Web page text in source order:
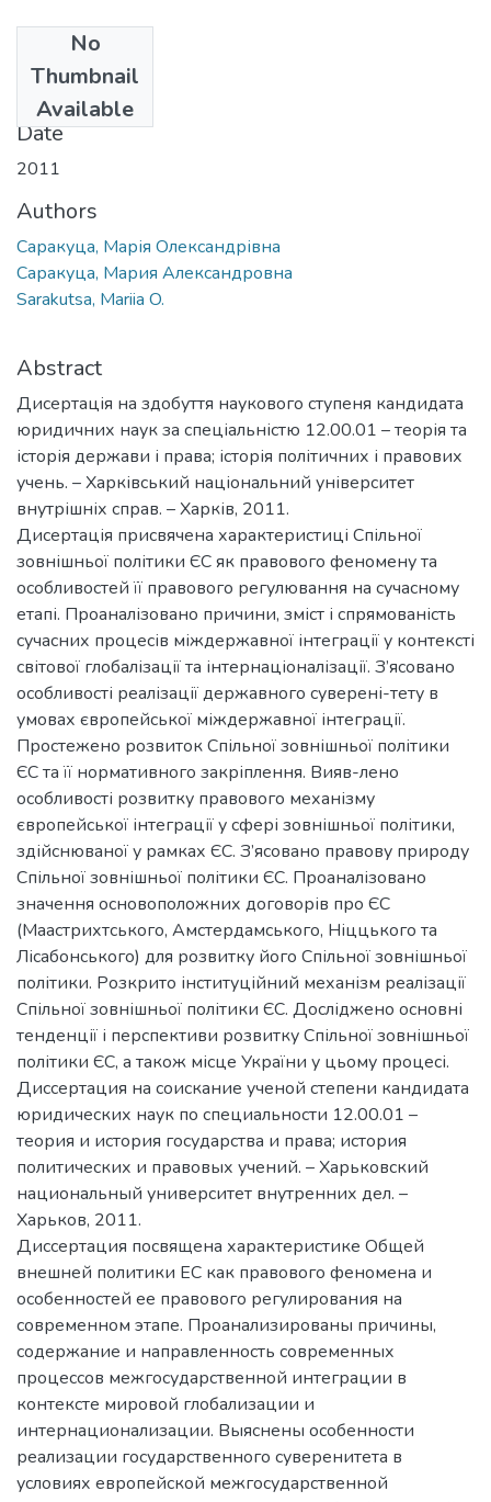
No
Thumbnail
Available
aref.doc(184 KB)
Date
2011
Authors
Саракуца, Марія Олександрівна
Саракуца, Мария Александровна
Sarakutsa, Mariia O.
Abstract
Дисертація на здобуття наукового ступеня кандидата
юридичних наук за спеціальністю 12.00.01 – теорія та
історія держави і права; історія політичних і правових
учень. – Харківський національний університет
внутрішніх справ. – Харків, 2011.
Дисертація присвячена характеристиці Спільної
зовнішньої політики ЄС як правового феномену та
особливостей її правового регулювання на сучасному
етапі. Проаналізовано причини, зміст і спрямованість
сучасних процесів міждержавної інтеграції у контексті
світової глобалізації та інтернаціоналізації. З’ясовано
особливості реалізації державного суверені-тету в
умовах європейської міждержавної інтеграції.
Простежено розвиток Спільної зовнішньої політики
ЄС та її нормативного закріплення. Вияв-лено
особливості розвитку правового механізму
європейської інтеграції у сфері зовнішньої політики,
здійснюваної у рамках ЄС. З’ясовано правову природу
Спільної зовнішньої політики ЄС. Проаналізовано
значення основоположних договорів про ЄС
(Маастрихтського, Амстердамського, Ніццького та
Лісабонського) для розвитку його Спільної зовнішньої
політики. Розкрито інституційний механізм реалізації
Спільної зовнішньої політики ЄС. Досліджено основні
тенденції і перспективи розвитку Спільної зовнішньої
політики ЄС, а також місце України у цьому процесі.
Диссертация на соискание ученой степени кандидата
юридических наук по специальности 12.00.01 –
теория и история государства и права; история
политических и правовых учений. – Харьковский
национальный университет внутренних дел. –
Харьков, 2011.
Диссертация посвящена характеристике Общей
внешней политики ЕС как правового феномена и
особенностей ее правового регулирования на
современном этапе. Проанализированы причины,
содержание и направленность современных
процессов межгосударственной интеграции в
контексте мировой глобализации и
интернационализации. Выяснены особенности
реализации государственного суверенитета в
условиях европейской межгосударственной